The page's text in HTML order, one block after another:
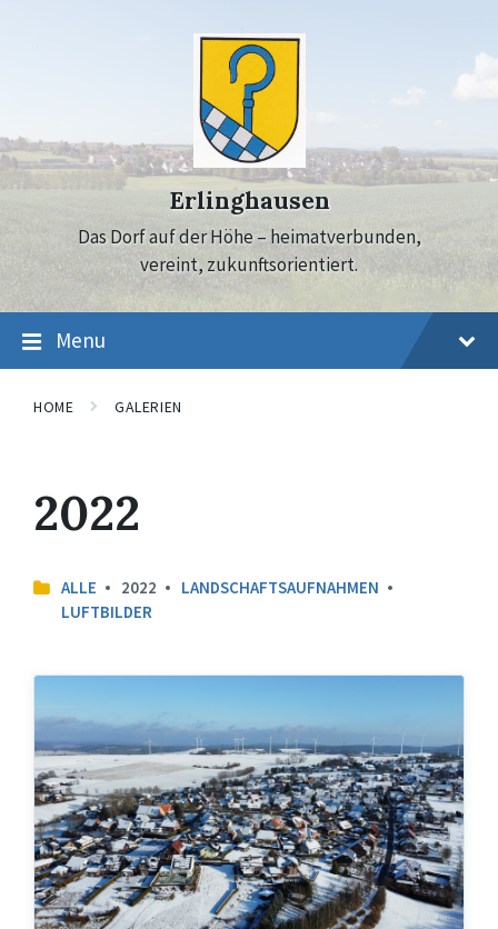
Erlinghausen
Das Dorf auf der Höhe – heimatverbunden,
vereint, zukunftsorientiert.
Menu
HOME GALERIEN
2022
ALLE 2022
LANDSCHAFTSAUFNAHMEN
LUFTBILDER